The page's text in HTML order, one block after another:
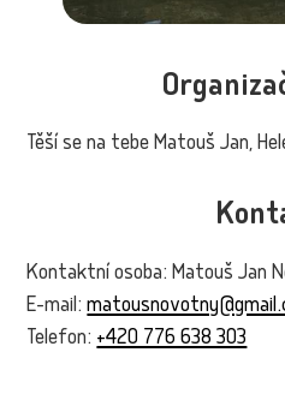
Těší se na tebe Matouš Jan,
Kontaktní osoba: Matouš Jan
E-mail:
Telefon:+420 776 638 303